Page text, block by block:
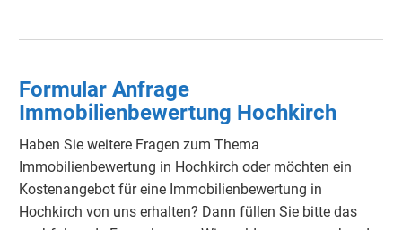
Formular Anfrage
Immobilienbewertung Hochkirch
Haben Sie weitere Fragen zum Thema
Immobilienbewertung in Hochkirch oder möchten ein
Kostenangebot für eine Immobilienbewertung in
Hochkirch von uns erhalten? Dann füllen Sie bitte das